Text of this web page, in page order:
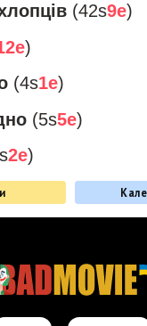
(42s9e)
)
(4s1e)
(5s5e)
2e)